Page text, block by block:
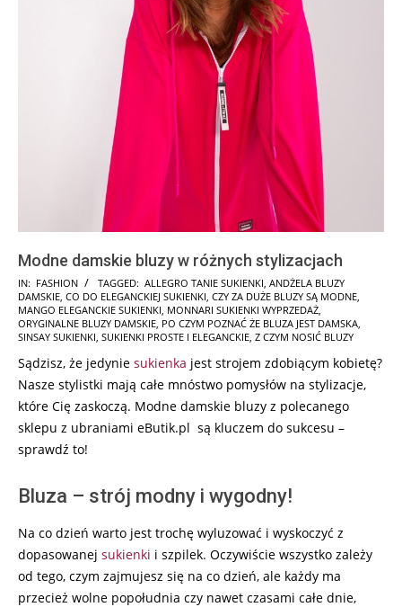
Modne damskie bluzy w różnych stylizacjach
2025-
12-
01
IN: FASHION TAGGED: ALLEGRO TANIE SUKIENKI ANDŻELA BLUZY
DAMSKIE CO DO ELEGANCKIEJ SUKIENKI CZY ZA DUŻE BLUZY SĄ MODNE
MANGO ELEGANCKIE SUKIENKI MONNARI SUKIENKI WYPRZEDAŻ
ORYGINALNE BLUZY DAMSKIE PO CZYM POZNAĆ ŻE BLUZA JEST DAMSKA
SINSAY SUKIENKI SUKIENKI PROSTE I ELEGANCKIE Z CZYM NOSIĆ BLUZY
Sądzisz, że jedynie sukienka jest strojem zdobiącym kobietę?
Nasze stylistki mają całe mnóstwo pomysłów na stylizacje,
które Cię zaskoczą. Modne damskie bluzy z polecanego
sklepu z ubraniami eButik.pl są kluczem do sukcesu –
sprawdź to!
Bluza – strój modny i wygodny!
Na co dzień warto jest trochę wyluzować i wyskoczyć z
dopasowanej sukienki i szpilek. Oczywiście wszystko zależy
od tego, czym zajmujesz się na co dzień, ale każdy ma
przecież wolne popołudnia czy nawet czasami całe dnie,